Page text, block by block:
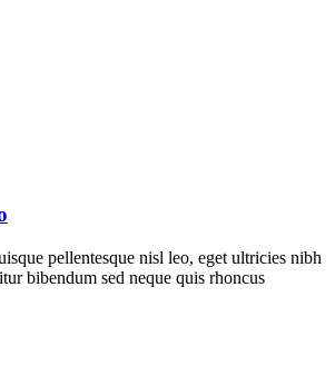
pellentesque nisl leo, eget ultricies nibh
bibendum sed neque quis rhoncus